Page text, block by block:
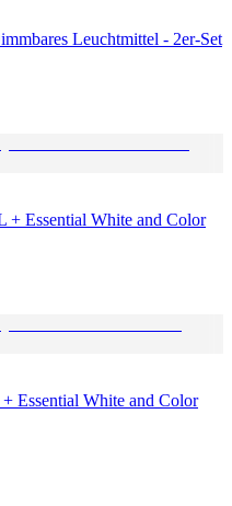
Leuchtmittel - 2er-Set
+ Essential White and Color
Essential White and Color